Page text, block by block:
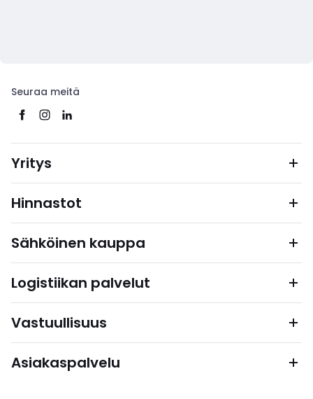
Seuraa meitä
Yritys
Hinnastot
Sähköinen kauppa
Logistiikan palvelut
Vastuullisuus
Asiakaspalvelu